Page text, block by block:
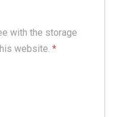
with the storage
website. *